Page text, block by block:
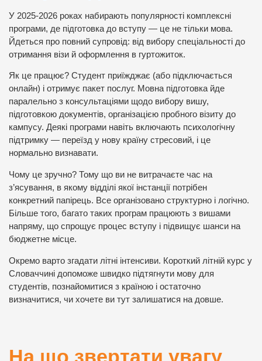
У 2025-2026 роках набирають популярності комплексні
програми, де підготовка до вступу — це не тільки мова.
Йдеться про повний супровід: від вибору спеціальності до
отримання візи й оформлення в гуртожиток.
Як це працює? Студент приїжджає (або підключається
онлайн) і отримує пакет послуг. Мовна підготовка йде
паралельно з консультаціями щодо вибору вишу,
підготовкою документів, організацією пробного візиту до
кампусу. Деякі програми навіть включають психологічну
підтримку — переїзд у нову країну стресовий, і це
нормально визнавати.
Чому це зручно? Тому що ви не витрачаєте час на
з’ясування, в якому відділі якої інстанції потрібен
конкретний папірець. Все організовано структурно і логічно.
Більше того, багато таких програм працюють з вишами
напряму, що спрощує процес вступу і підвищує шанси на
бюджетне місце.
Окремо варто згадати літні інтенсиви. Короткий літній курс у
Словаччині допоможе швидко підтягнути мову для
студентів, познайомитися з країною і остаточно
визначитися, чи хочете ви тут залишатися на довше.
На що звертати увагу